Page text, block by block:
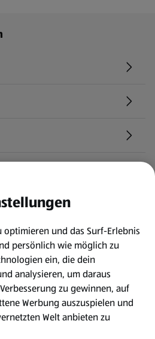
optimieren und das Surf-Erlebnis
persönlich wie möglich zu
ein, die dein
analysieren, um daraus
zu gewinnen, auf
Werbung auszuspielen und
Welt anbieten zu